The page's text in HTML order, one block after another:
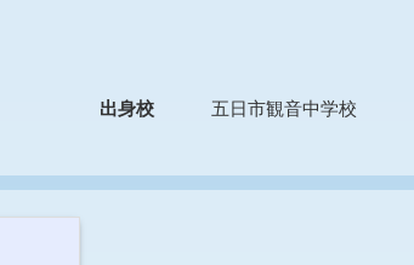
出身校 五日市観音中学校